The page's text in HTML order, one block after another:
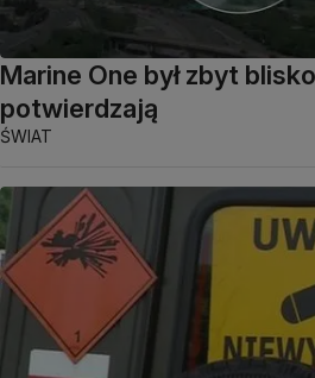
Marine One był zbyt
potwierdzają
ŚWIAT